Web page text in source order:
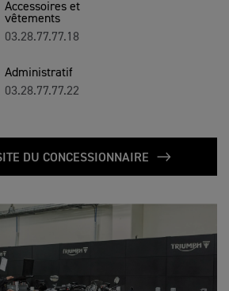
Accessoires et
vêtements
03.28.77.77.18
Administratif
03.28.77.77.22
DU CONCESSIONNAIRE